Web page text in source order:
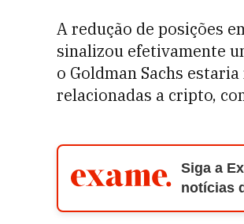
A redução de posições
sinalizou efetivamente
o Goldman Sachs
relacionadas a cripto,
Siga a
notícias